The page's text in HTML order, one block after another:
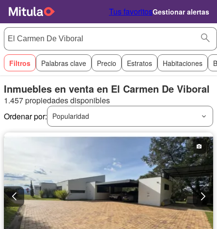
Tus favoritosGestionar alertas
Filtros Palabras clave Precio Estratos Habitaciones
Inmuebles en venta en El Carmen De Viboral
1.457 propiedades disponibles
Ordenar por:
Popularidad